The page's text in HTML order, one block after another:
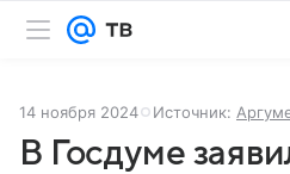
14 ноября 2024 Источник:
В Госдуме